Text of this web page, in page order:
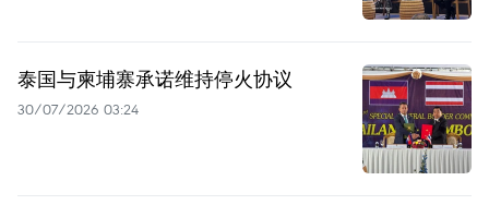
泰国与柬埔寨承诺维持停火协议
30/07/2026 03:24